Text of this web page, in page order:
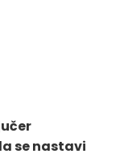
se nastavi